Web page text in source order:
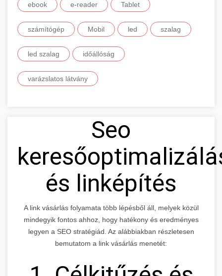
ebook e-reader Tablet
számítógép Mobil led szalag
led szalag időállóság
varázslatos látvány
Seo
és linképítés
A link vásárlás folyamata több lépésből áll, melyek közül
mindegyik fontos ahhoz, hogy hatékony és eredményes
legyen a SEO stratégiád. Az alábbiakban részletesen
bemutatom a link vásárlás menetét: